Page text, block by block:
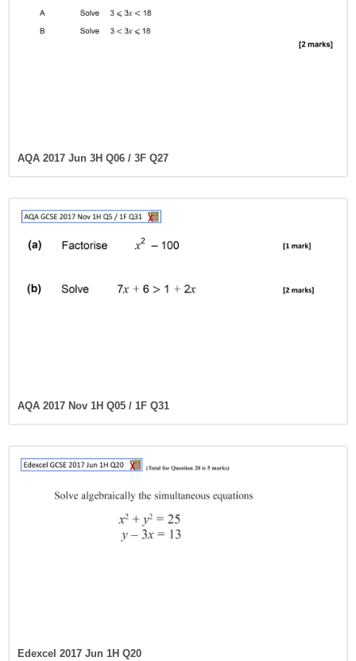
AQA 2017 Jun 3H Q06 / 3F Q27
AQA 2017 Nov 1H Q05 / 1F Q31
Edexcel 2017 Jun 1H Q20